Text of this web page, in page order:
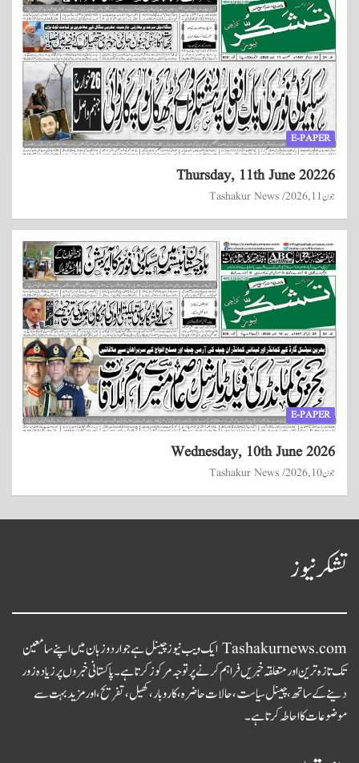
E-PAPER
Thursday, 11th June 20226
جون 11, 2026 Tashakur News
E-PAPER
Wednesday, 10th June 2026
جون 10, 2026 Tashakur News
تشکر نیوز
Tashakurnews.com ایک ویب نیوز چینل ہے جو اردو زبان میں اپنے سامعین
تک تازہ ترین اور متعلقہ خبریں فراہم کرنے پر توجہ مرکوز کرتا ہے۔ پاکستانی خبروں پر زیادہ زور
دینے کے ساتھ، چینل سیاست، حالات حاضرہ، کاروبار، کھیل، تفریح، اور مزید بہت سے
موضوعات کا احاطہ کرتا ہے۔